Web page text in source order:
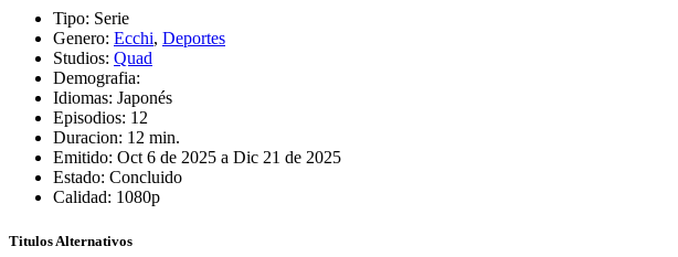
Tipo: Serie
Genero: Ecchi, Deportes
Studios: Quad
Demografia:
Idiomas: Japonés
Episodios: 12
Duracion: 12 min.
Emitido: Oct 6 de 2025 a Dic 21 de 2025
Estado: Concluido
Calidad: 1080p
Titulos Alternativos